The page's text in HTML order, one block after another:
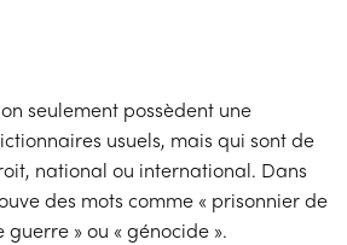
seulement possèdent une
usuels, mais qui sont de
national ou international. Dans
des mots comme « prisonnier de
» ou « génocide ».